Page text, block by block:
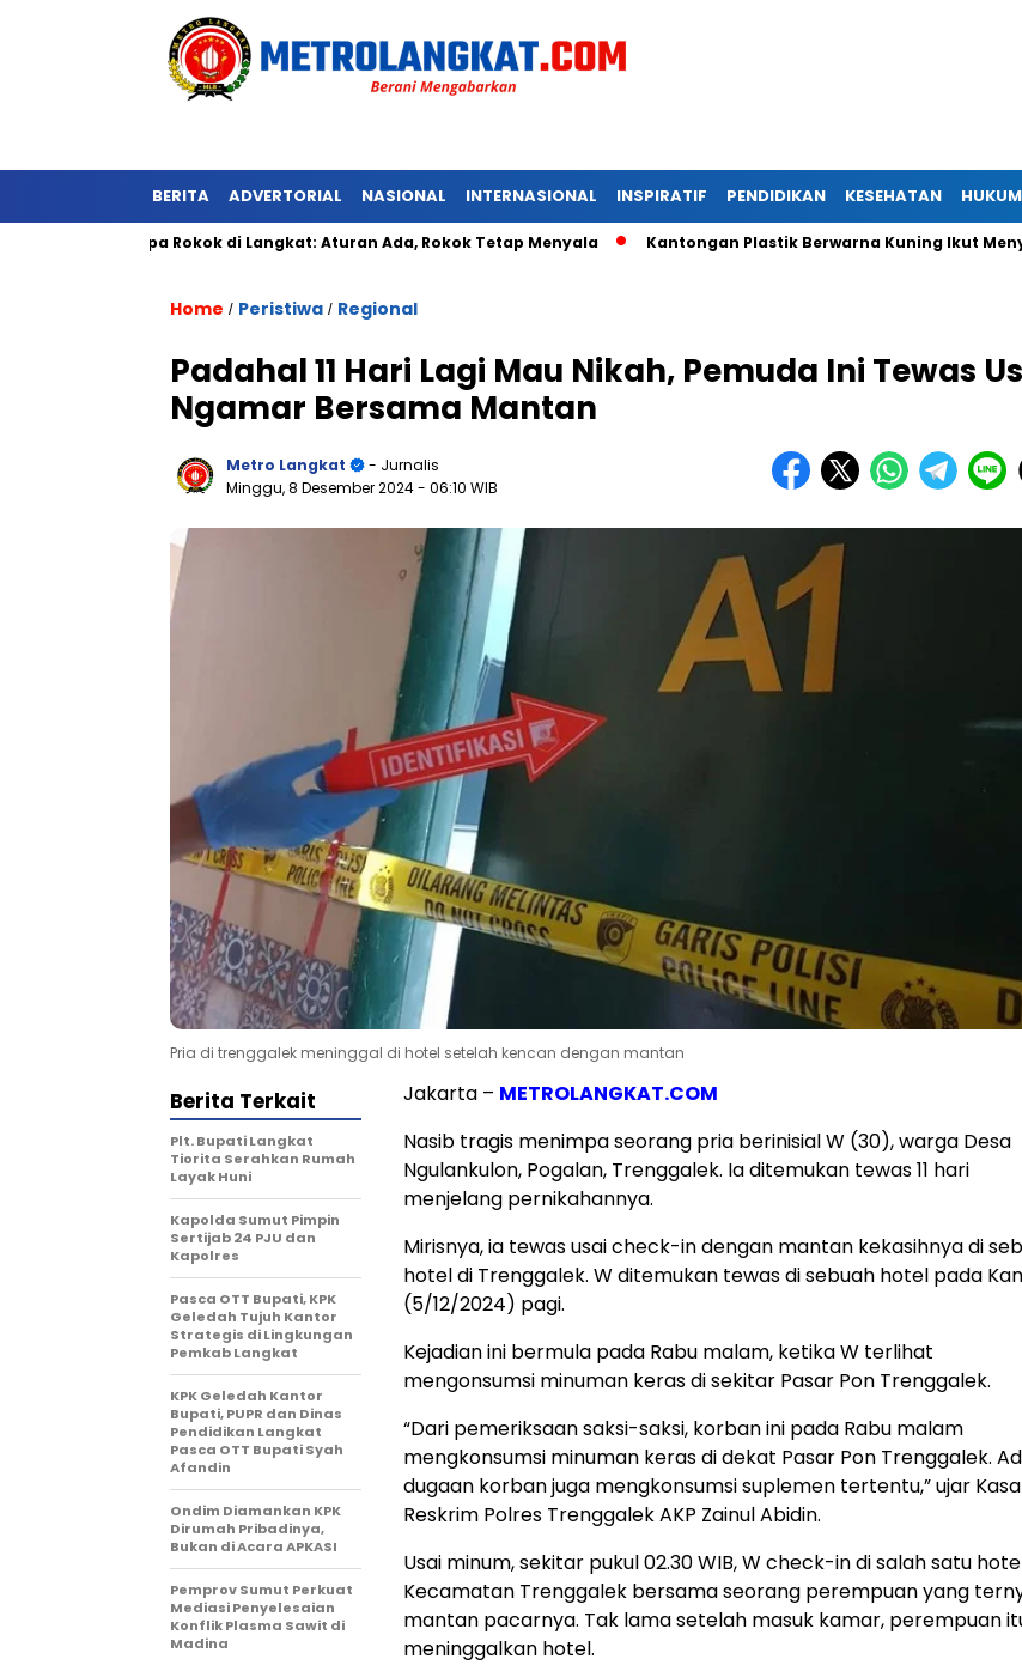
BERITA ADVERTORIAL NASIONAL INTERNASIONAL INSPIRATIF PENDIDIKAN KESEHATAN HUKUM
Tanpa Rokok di Langkat: Aturan Ada, Rokok Tetap Menyala Kantongan Plastik Berwarna Kuning Ikut Menyertai
Home / Peristiwa / Regional
Padahal 11 Hari Lagi Mau Nikah, Pemuda Ini Tewas
Ngamar Bersama Mantan
Metro Langkat
- Jurnalis
Minggu, 8 Desember 2024- 06:10 WIB
Pria di trenggalek meninggal di hotel setelah kencan dengan mantan
Jakarta – METROLANGKAT.COM
Nasib tragis menimpa seorang pria berinisial W (30), warga Desa
Ngulankulon, Pogalan, Trenggalek. Ia ditemukan tewas 11 hari
menjelang pernikahannya.
Mirisnya, ia tewas usai check-in dengan mantan kekasihnya di
hotel di Trenggalek. W ditemukan tewas di sebuah hotel pada
(5/12/2024) pagi.
Kejadian ini bermula pada Rabu malam, ketika W terlihat
mengonsumsi minuman keras di sekitar Pasar Pon Trenggalek.
“Dari pemeriksaan saksi-saksi, korban ini pada Rabu malam
mengkonsumsi minuman keras di dekat Pasar Pon Trenggalek.
dugaan korban juga mengkonsumsi suplemen tertentu,” ujar
Reskrim Polres Trenggalek AKP Zainul Abidin.
Usai minum, sekitar pukul 02.30 WIB, W check-in di salah satu
Kecamatan Trenggalek bersama seorang perempuan yang
mantan pacarnya. Tak lama setelah masuk kamar, perempuan
meninggalkan hotel.
Berita Terkait
Plt. Bupati Langkat
Tiorita Serahkan Rumah
Layak Huni
Kapolda Sumut Pimpin
Sertijab 24 PJU dan
Kapolres
Pasca OTT Bupati, KPK
Geledah Tujuh Kantor
Strategis di Lingkungan
Pemkab Langkat
KPK Geledah Kantor
Bupati, PUPR dan Dinas
Pendidikan Langkat
Pasca OTT Bupati Syah
Afandin
Ondim Diamankan KPK
Dirumah Pribadinya,
Bukan di Acara APKASI
Pemprov Sumut Perkuat
Mediasi Penyelesaian
Konflik Plasma Sawit di
Madina